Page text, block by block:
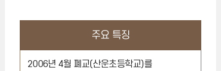
주요 특징
2006년 4월 폐교(산운초등학교)를